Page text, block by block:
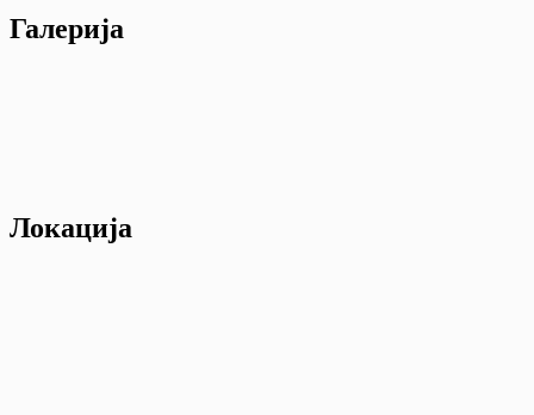
Галерија
Локација